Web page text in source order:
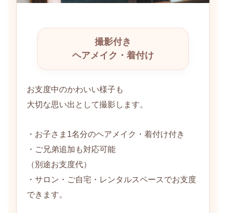
撮影付き
ヘアメイク・着付け
お支度中のかわいい様子も
大切な思い出として撮影します。
・お子さま1名分のヘアメイク・着付け付き
・ご兄弟追加も対応可能
（別途お支度代）
・サロン・ご自宅・レンタルスペースでお支度
できます。